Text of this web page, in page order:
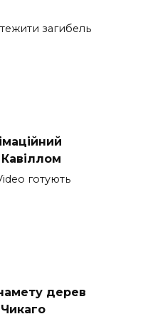
загибель
готують
дерев